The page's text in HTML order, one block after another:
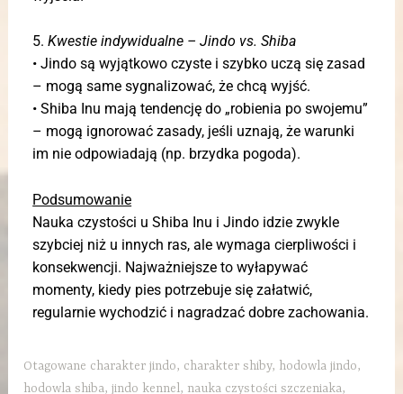
5.Kwestie indywidualne – Jindo vs. Shiba
• Jindo są wyjątkowo czyste i szybko uczą się zasad
– mogą same sygnalizować, że chcą wyjść.
• Shiba Inu mają tendencję do „robienia po swojemu”
– mogą ignorować zasady, jeśli uznają, że warunki
im nie odpowiadają (np. brzydka pogoda).
Podsumowanie
Nauka czystości u Shiba Inu i Jindo idzie zwykle
szybciej niż u innych ras, ale wymaga cierpliwości i
konsekwencji. Najważniejsze to wyłapywać
momenty, kiedy pies potrzebuje się załatwić,
regularnie wychodzić i nagradzać dobre zachowania.
Otagowane charakter jindo, charakter shiby, hodowla jindo,
hodowla shiba,jindo kennel, nauka czystości szczeniaka,